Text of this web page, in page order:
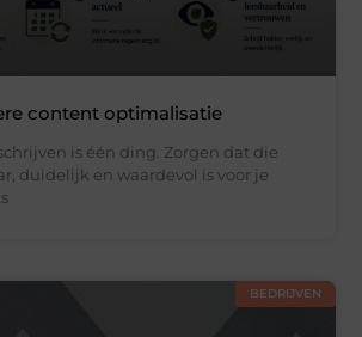
content optimalisatie
is één ding. Zorgen dat die
duidelijk en waardevol is voor je
BEDRIJVEN